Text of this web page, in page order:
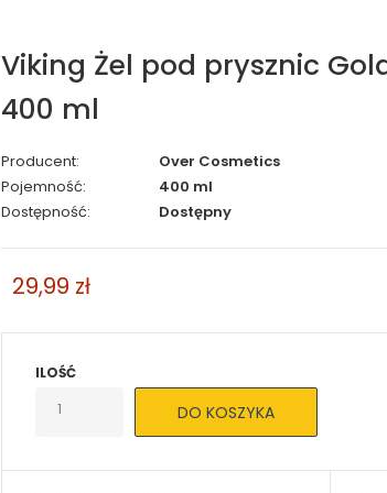
Viking Żel pod prysznic
400 ml
Producent:
Over Cosmetics
Pojemność:
400 ml
Dostępność:
Dostępny
29,99 zł
ILOŚĆ